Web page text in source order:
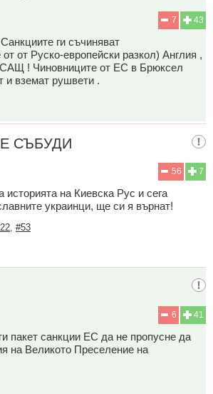
43
7
ги съчиняват
от от Руско-европейски разкол) Англия ,
! Чиновниците от ЕС в Брюксел
и вземат рушвети .
СЪБУДИ
7
56
историята на Киевска Рус и сега
украинци, ще си я върнат!
#53
41
6
пакет санкции ЕС да не пропусне да
на Великото Преселение на